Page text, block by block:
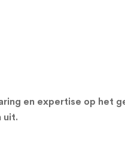
en expertise op het
uit.